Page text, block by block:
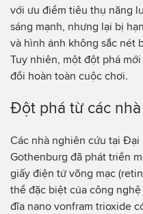
với ưu điểm tiêu thụ năng
sáng mạnh, nhưng lại bị
và hình ảnh không sắc nét
Tuy nhiên, một đột phá
đổi hoàn toàn cuộc chơi.
Đột phá từ các
Các nhà nghiên cứu tại
Gothenburg đã phát triển
giấy điện tử võng mạc
thể đặc biệt của công
đĩa nano vonfram trioxide